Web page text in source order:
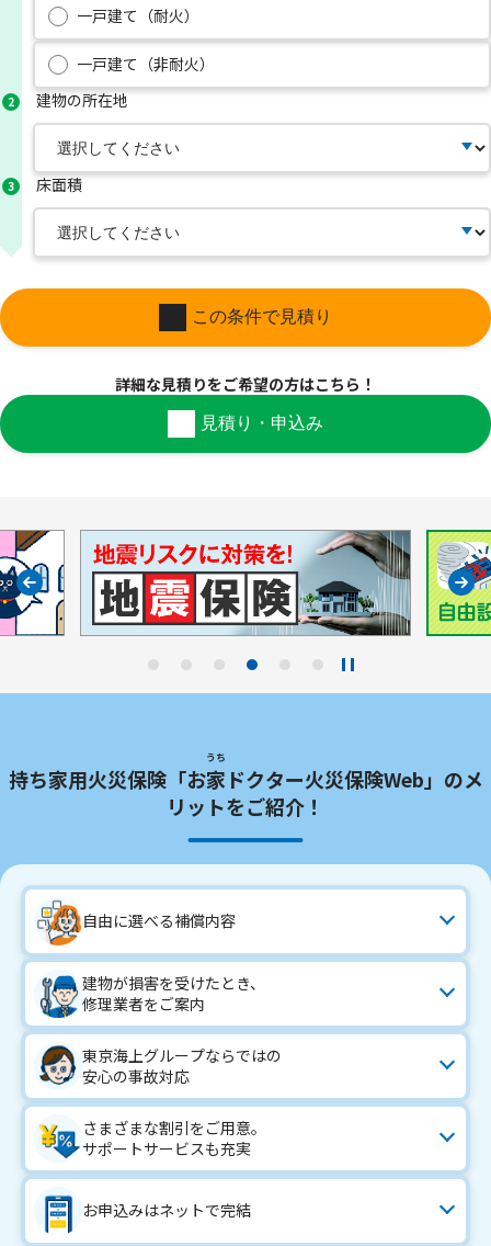
一戸建て（耐火）
一戸建て（非耐火）
2 建物の所在地
3 床面積
この条件で見積り
詳細な見積りをご希望の方はこちら！
見積り・申込み
持ち家用火災保険「お家
うち
ドクター火災保険Web」のメ
リットをご紹介！
自由に選べる補償内容
建物が損害を受けたとき、
修理業者をご案内
東京海上グループならではの
安心の事故対応
さまざまな割引をご用意。
サポートサービスも充実
お申込みはネットで完結